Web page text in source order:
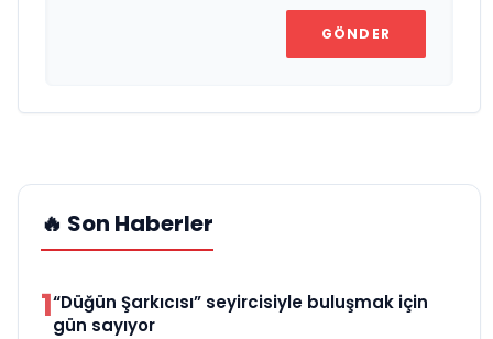
GÖNDER
🔥 Son Haberler
1“Düğün Şarkıcısı” seyircisiyle buluşmak için
gün sayıyor